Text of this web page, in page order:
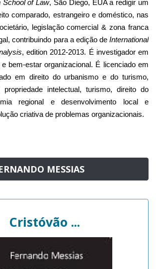
School of Law, São Diego, EUA a redigir um
comparado, estrangeiro e doméstico, nas
legislação comercial & zona franca
contribuindo para a edição de International
, edition 2012-2013. É investigador em
bem-estar organizacional. É licenciado em
em direito do urbanismo e do turismo,
propriedade intelectual, turismo, direito do
regional e desenvolvimento local e
criativa de problemas organizacionais.
MESSIAS
Cristóvão ...